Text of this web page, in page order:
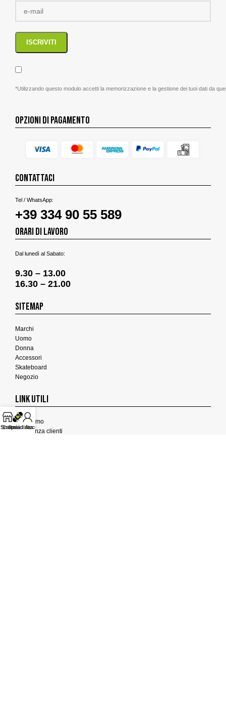
*Utilizzando questo modulo accetti la memorizzazione e la gestione dei tuoi dati da
OPZIONI DI PAGAMENTO
CONTATTACI
Tel / WhatsApp:
+39 334 90 55 589
ORARI DI LAVORO
Dal lunedì al Sabato:
9.30 – 13.00
16.30 – 21.00
SITEMAP
Marchi
Uomo
Donna
Accessori
Skateboard
Negozio
LINK UTILI
Chi Siamo
Assistenza clienti
Shop
La mia lista
Il mio Account